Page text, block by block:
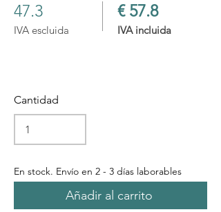
47.3
IVA escluida
€ 57.8
IVA incluida
Cantidad
En stock. Envío en 2 - 3 días laborables
Añadir al carrito